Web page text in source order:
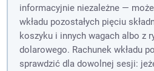
informacyjnie niezależne —
wkładu pozostałych pięciu
koszyku i innych wagach albo z
dolarowego. Rachunek wkładu
sprawdzić dla dowolnej sesji: